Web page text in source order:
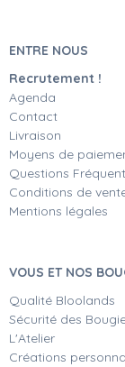
ENTRE NOUS
Recrutement !
Agenda
Contact
Livraison
Moyens de
Questions
Conditions de
Mentions légales
VOUS ET NOS
Qualité Bloolands
Sécurité des
L'Atelier
Créations